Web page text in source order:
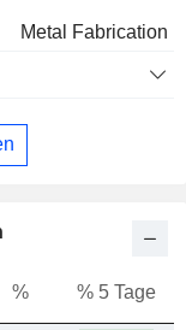
Metal Fabrication
Machinery
% % 5 Tage